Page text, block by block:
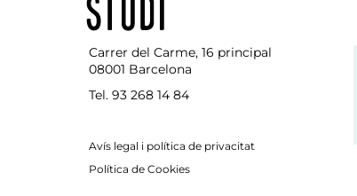
Carrer del Carme, 16 principal
08001 Barcelona
Tel. 93 268 14 84
Avís legal i política de privacitat
Política de Cookies